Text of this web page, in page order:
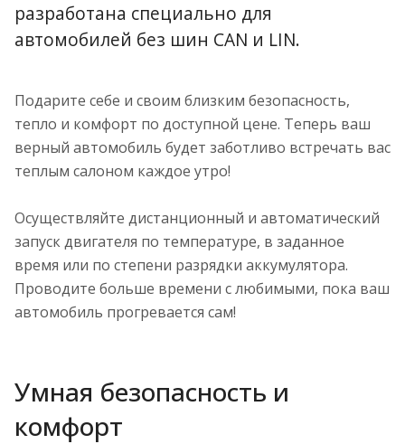
разработана специально для
автомобилей без шин CAN и LIN.
Подарите себе и своим близким безопасность,
тепло и комфорт по доступной цене. Теперь ваш
верный автомобиль будет заботливо встречать вас
теплым салоном каждое утро!
Осуществляйте дистанционный и автоматический
запуск двигателя по температуре, в заданное
время или по степени разрядки аккумулятора.
Проводите больше времени с любимыми, пока ваш
автомобиль прогревается сам!
Умная безопасность и
комфорт